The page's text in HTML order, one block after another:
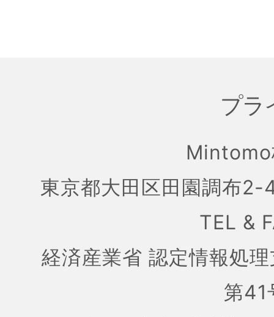
プラ
東京都大田区田園調布
TEL &
経済産業省 認定情報処
第